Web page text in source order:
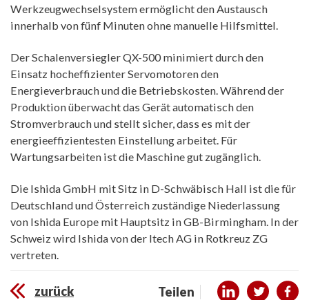
Werkzeugwechselsystem ermöglicht den Austausch
innerhalb von fünf Minuten ohne manuelle Hilfsmittel.
Der Schalenversiegler QX-500 minimiert durch den
Einsatz hocheffizienter Servomotoren den
Energieverbrauch und die Betriebskosten. Während der
Produktion überwacht das Gerät automatisch den
Stromverbrauch und stellt sicher, dass es mit der
energieeffizientesten Einstellung arbeitet. Für
Wartungsarbeiten ist die Maschine gut zugänglich.
Die Ishida GmbH mit Sitz in D-Schwäbisch Hall ist die für
Deutschland und Österreich zuständige Niederlassung
von Ishida Europe mit Hauptsitz in GB-Birmingham. In der
Schweiz wird Ishida von der Itech AG in Rotkreuz ZG
vertreten.
zurück Teilen